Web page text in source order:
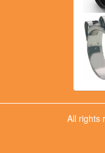
All rights